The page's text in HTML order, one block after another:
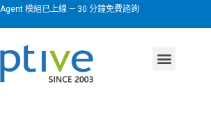
模組已上線 — 30 分鐘免費諮詢